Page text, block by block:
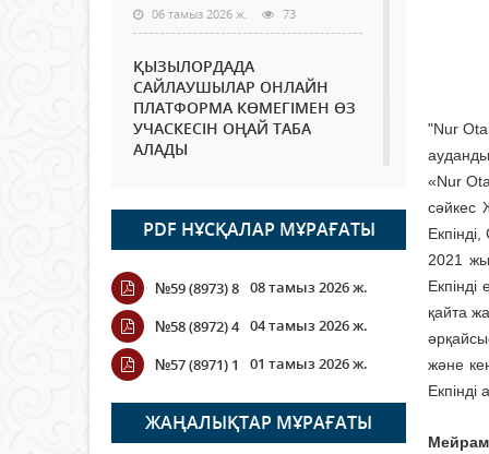
06 тамыз 2026 ж. 73
ҚЫЗЫЛОРДАДА
САЙЛАУШЫЛАР ОНЛАЙН
ПЛАТФОРМА КӨМЕГІМЕН ӨЗ
УЧАСКЕСІН ОҢАЙ ТАБА
АЛАДЫ
Open Air: Қызылорда
облысы полиция
департаменті 20 мыңнан
астам көрерменнің
қауіпсіздігін қамтамасыз етті
ҚАЛАЙ ӨТЕДІ?
06 тамыз 2026 ж. 264
PDF НҰСҚАЛАР МҰРАҒАТЫ
№59 (8973) 8 08 тамыз 2026 ж.
№58 (8972) 4 04 тамыз 2026 ж.
№57 (8971) 1
01 тамыз 2026 ж.
ЖАҢАЛЫҚТАР МҰРАҒАТЫ
"Nur
«Nur
сәйкес
2021
қайта
және